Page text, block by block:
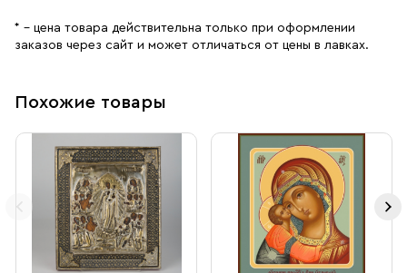
* – цена товара действительна только при оформлении
заказов через сайт и может отличаться от цены в лавках.
Похожие товары